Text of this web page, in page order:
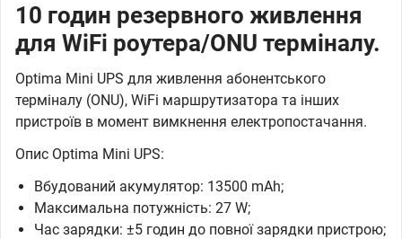
10 годин резервного живлення
для WiFi роутера/ONU терміналу.
Optima Mini UPS для живлення абонентського
терміналу (ONU), WiFi маршрутизатора та інших
пристроїв в момент вимкнення електропостачання.
Опис Optima Mini UPS:
Вбудований акумулятор: 13500 mAh;
Максимальна потужність: 27 W;
Час зарядки: ±5 годин до повної зарядки пристрою;